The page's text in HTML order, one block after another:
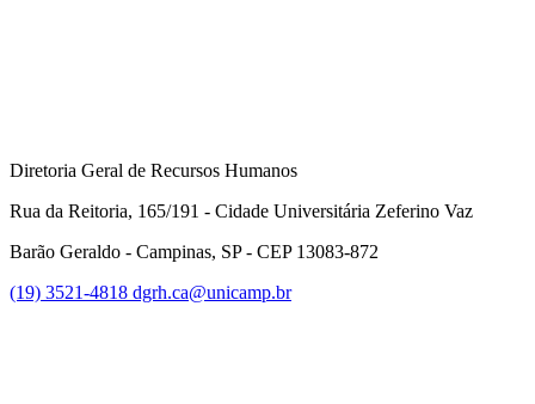
Diretoria Geral de Recursos Humanos
Rua da Reitoria, 165/191 - Cidade Universitária Zeferino Vaz
Barão Geraldo - Campinas, SP - CEP 13083-872
(19) 3521-4818 dgrh.ca@unicamp.br